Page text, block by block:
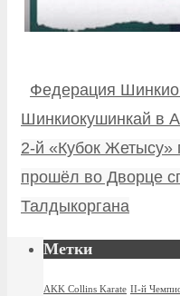
Федерация
Шинкиокушинкай в
2-й «Кубок Жетысу»
прошёл во Дворце
Талдыкоргана
Метки
AKK Collins Karate II-й